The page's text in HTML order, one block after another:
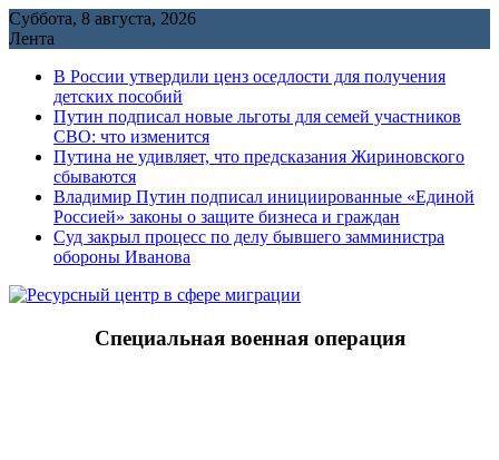
Перейти
к
Суббота, 8 августа, 2026
Лента
В России утвердили ценз оседлости для получения
детских пособий
Путин подписал новые льготы для семей участников
СВО: что изменится
Путина не удивляет, что предсказания Жириновского
сбываются
Владимир Путин подписал инициированные «Единой
Россией» законы о защите бизнеса и граждан
Cуд закрыл процесс по делу бывшего замминистра
обороны Иванова
Специальная военная операция